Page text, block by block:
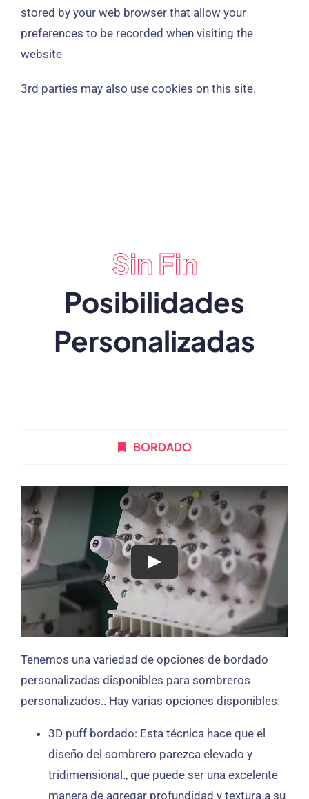
stored by your web browser that allow your
preferences to be recorded when visiting the
website
3rd parties may also use cookies on this site.
Sin Fin
Posibilidades
Personalizadas
BORDADO
Tenemos una variedad de opciones de bordado
personalizadas disponibles para sombreros
personalizados.. Hay varias opciones disponibles:
3D puff bordado: Esta técnica hace que el
diseño del sombrero parezca elevado y
tridimensional., que puede ser una excelente
manera de agregar profundidad y textura a su